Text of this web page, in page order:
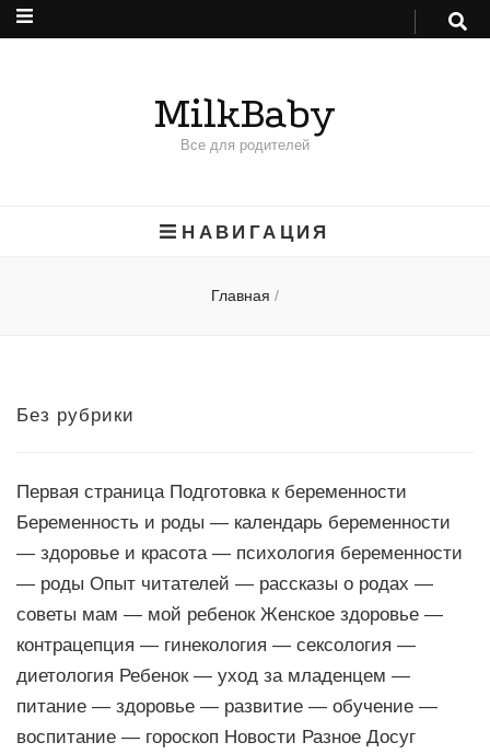
MilkBaby
Все для родителей
НАВИГАЦИЯ
Главная /
Без рубрики
Первая страница Подготовка к беременности
Беременность и роды — календарь беременности
— здоровье и красота — психология беременности
— роды Опыт читателей — рассказы о родах —
советы мам — мой ребенок Женское здоровье —
контрацепция — гинекология — сексология —
диетология Ребенок — уход за младенцем —
питание — здоровье — развитие — обучение —
воспитание — гороскоп Новости Разное Досуг